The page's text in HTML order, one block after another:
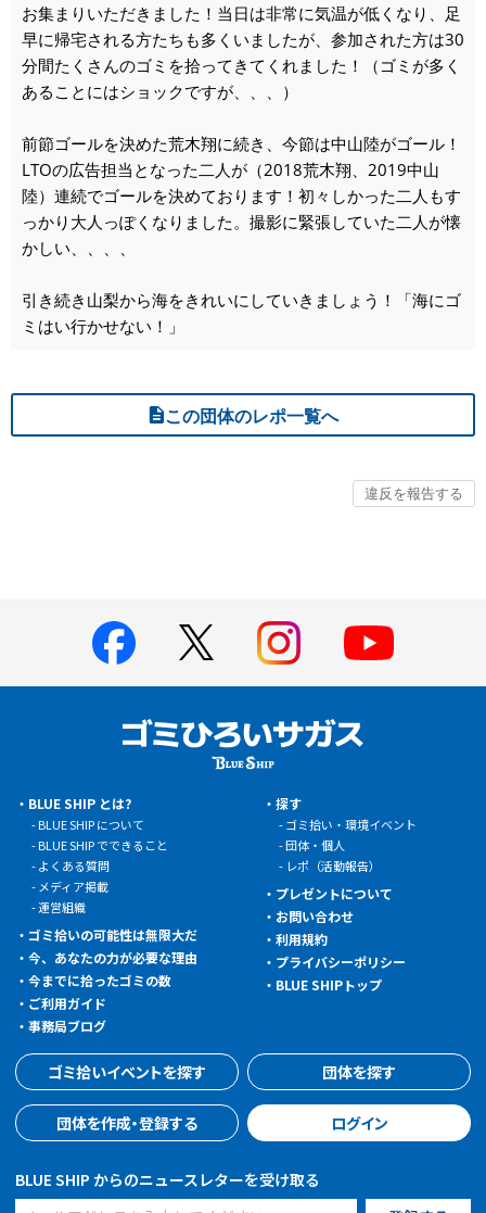
お集まりいただきました！当日は非常に気温が低くなり、足
早に帰宅される方たちも多くいましたが、参加された方は30
分間たくさんのゴミを拾ってきてくれました！（ゴミが多く
あることにはショックですが、、、）
前節ゴールを決めた荒木翔に続き、今節は中山陸がゴール！
LTOの広告担当となった二人が（2018荒木翔、2019中山
陸）連続でゴールを決めております！初々しかった二人もす
っかり大人っぽくなりました。撮影に緊張していた二人が懐
かしい、、、、
引き続き山梨から海をきれいにしていきましょう！「海にゴ
ミはい行かせない！」
この団体のレポ一覧へ
BLUE SHIP とは?
BLUE SHIP について
BLUE SHIP でできること
よくある質問
メディア掲載
運営組織
ゴミ拾いの可能性は無限大だ
今、あなたの力が必要な理由
今までに拾ったゴミの数
ご利用ガイド
事務局ブログ
探す
ゴミ拾い・環境イベント
団体・個人
レポ（活動報告）
プレゼントについて
お問い合わせ
利用規約
プライバシーポリシー
BLUE SHIPトップ
ゴミ拾いイベントを探す 団体を探す
団体を作成・登録する ログイン
BLUE SHIP からのニュースレターを受け取る